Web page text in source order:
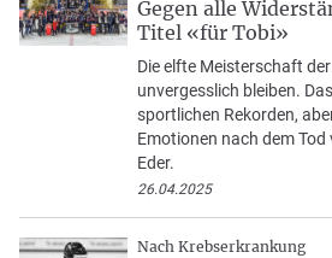
Gegen alle
Titel «für Tobi»
Die elfte Meisterschaft
unvergesslich bleiben.
sportlichen Rekorden,
Emotionen nach dem
Eder.
26.04.2025
Nach Krebserkrankung